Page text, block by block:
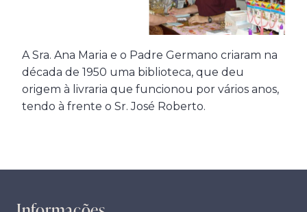
A Sra. Ana Maria e o Padre Germano criaram na
década de 1950 uma biblioteca, que deu
origem à livraria que funcionou por vários anos,
tendo à frente o Sr. José Roberto.